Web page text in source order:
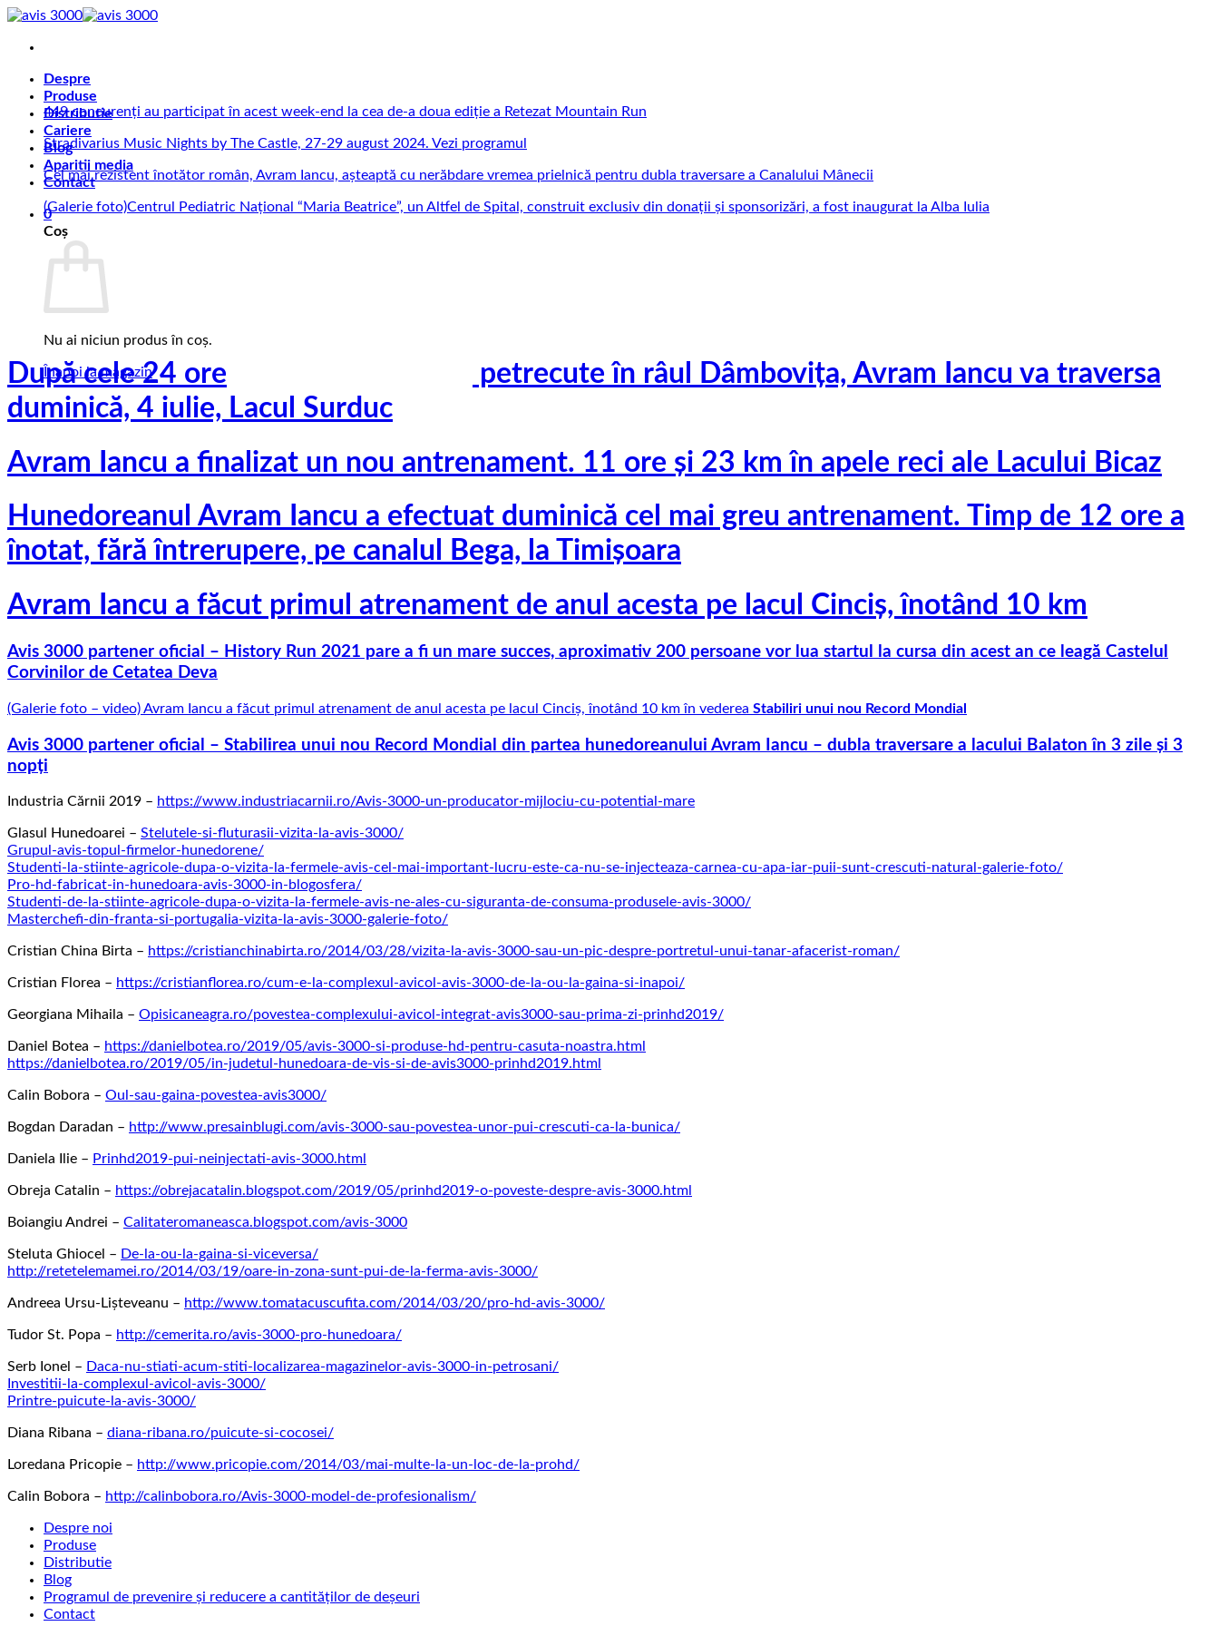
Skip
content
Despre
Produse
Distributie
Cariere
Blog
Aparitii media
Contact
0
Coș
Nu ai niciun produs în coș.
Înapoi la magazin
449 concurenți au participat în acest week-end la cea de-a doua ediție a Retezat Mountain Run
Stradivarius Music Nights by The Castle, 27-29 august 2024. Vezi programul
Cel mai rezistent înotător român, Avram Iancu, așteaptă cu nerăbdare vremea prielnică pentru dubla traversare a Canalului Mânecii
(Galerie foto)Centrul Pediatric Național “Maria Beatrice”, un Altfel de Spital, construit exclusiv din donații și sponsorizări, a fost inaugurat la Alba Iulia
După cele 24 ore
petrecute în râul Dâmbovița, Avram Iancu va traversa
duminică, 4 iulie, Lacul Surduc
Avram Iancu a finalizat un nou antrenament. 11 ore și 23 km în apele reci ale Lacului Bicaz
Hunedoreanul Avram Iancu a efectuat duminică cel mai greu antrenament. Timp de 12 ore a
înotat, fără întrerupere, pe canalul Bega, la Timișoara
Avram Iancu a făcut primul atrenament de anul acesta pe lacul Cinciş, înotând 10 km
Avis 3000 partener oficial – History Run 2021 pare a fi un mare succes, aproximativ 200 persoane vor lua startul la cursa din acest an ce leagă Castelul
Corvinilor de Cetatea Deva
(Galerie foto – video) Avram Iancu a făcut primul atrenament de anul acesta pe lacul Cinciş, înotând 10 km în vederea Stabiliri unui nou Record Mondial
Avis 3000 partener oficial – Stabilirea unui nou Record Mondial din partea hunedoreanului Avram Iancu – dubla traversare a lacului Balaton în 3 zile și 3
nopți
Industria Cărnii 2019 – https://www.industriacarnii.ro/Avis-3000-un-producator-mijlociu-cu-potential-mare
Glasul Hunedoarei – Stelutele-si-fluturasii-vizita-la-avis-3000/
Grupul-avis-topul-firmelor-hunedorene/
Studenti-la-stiinte-agricole-dupa-o-vizita-la-fermele-avis-cel-mai-important-lucru-este-ca-nu-se-injecteaza-carnea-cu-apa-iar-puii-sunt-crescuti-natural-galerie-foto/
Pro-hd-fabricat-in-hunedoara-avis-3000-in-blogosfera/
Studenti-de-la-stiinte-agricole-dupa-o-vizita-la-fermele-avis-ne-ales-cu-siguranta-de-consuma-produsele-avis-3000/
Masterchefi-din-franta-si-portugalia-vizita-la-avis-3000-galerie-foto/
Cristian China Birta – https://cristianchinabirta.ro/2014/03/28/vizita-la-avis-3000-sau-un-pic-despre-portretul-unui-tanar-afacerist-roman/
Cristian Florea – https://cristianflorea.ro/cum-e-la-complexul-avicol-avis-3000-de-la-ou-la-gaina-si-inapoi/
Georgiana Mihaila – Opisicaneagra.ro/povestea-complexului-avicol-integrat-avis3000-sau-prima-zi-prinhd2019/
Daniel Botea – https://danielbotea.ro/2019/05/avis-3000-si-produse-hd-pentru-casuta-noastra.html
https://danielbotea.ro/2019/05/in-judetul-hunedoara-de-vis-si-de-avis3000-prinhd2019.html
Calin Bobora – Oul-sau-gaina-povestea-avis3000/
Bogdan Daradan – http://www.presainblugi.com/avis-3000-sau-povestea-unor-pui-crescuti-ca-la-bunica/
Daniela Ilie – Prinhd2019-pui-neinjectati-avis-3000.html
Obreja Catalin – https://obrejacatalin.blogspot.com/2019/05/prinhd2019-o-poveste-despre-avis-3000.html
Boiangiu Andrei – Calitateromaneasca.blogspot.com/avis-3000
Steluta Ghiocel – De-la-ou-la-gaina-si-viceversa/
http://retetelemamei.ro/2014/03/19/oare-in-zona-sunt-pui-de-la-ferma-avis-3000/
Andreea Ursu-Lişteveanu – http://www.tomatacuscufita.com/2014/03/20/pro-hd-avis-3000/
Tudor St. Popa – http://cemerita.ro/avis-3000-pro-hunedoara/
Serb Ionel – Daca-nu-stiati-acum-stiti-localizarea-magazinelor-avis-3000-in-petrosani/
Investitii-la-complexul-avicol-avis-3000/
Printre-puicute-la-avis-3000/
Diana Ribana – diana-ribana.ro/puicute-si-cocosei/
Loredana Pricopie – http://www.pricopie.com/2014/03/mai-multe-la-un-loc-de-la-prohd/
Calin Bobora – http://calinbobora.ro/Avis-3000-model-de-profesionalism/
Despre noi
Produse
Distributie
Blog
Programul de prevenire și reducere a cantităților de deșeuri
Contact